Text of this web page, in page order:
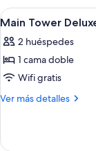
Twin
(Club
Access)
Junior
Suite
(Club
Access)
Abrir
todas
las
fotos
de
Main
Suite
4
Main Tower
2 huéspedes
1 cama doble
Wifi gratis
Ver más detalles
Más
Tower